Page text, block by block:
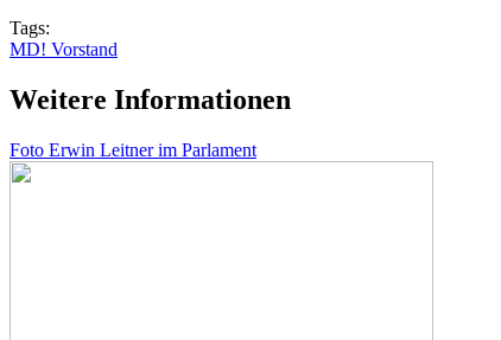
Tags:
MD! Vorstand
Weitere Informationen
Foto Erwin Leitner im Parlament